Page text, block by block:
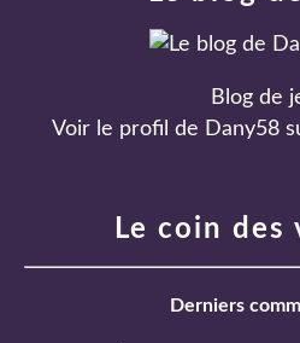
Blog de
Voir le profil de Dany58
Le coin des
Derniers